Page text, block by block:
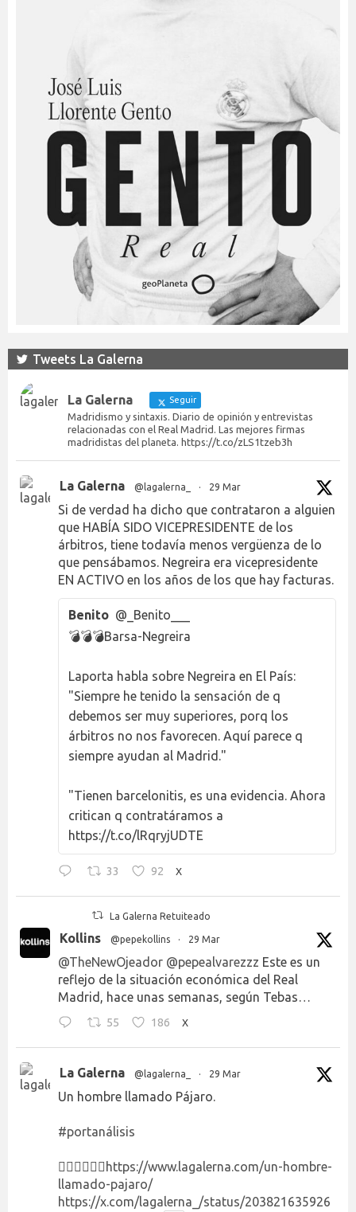
Tweets La Galerna
La Galerna Seguir
Madridismo y sintaxis. Diario de opinión y entrevistas
relacionadas con el Real Madrid. Las mejores firmas
madridistas del planeta. https://t.co/zLS1tzeb3h
La Galerna @lagalerna_ · 29 Mar
Si de verdad ha dicho que contrataron a alguien
que HABÍA SIDO VICEPRESIDENTE de los
árbitros, tiene todavía menos vergüenza de lo
que pensábamos. Negreira era vicepresidente
EN ACTIVO en los años de los que hay facturas.
Benito @_Benito___
💣💣💣Barsa-Negreira
Laporta habla sobre Negreira en El País:
"Siempre he tenido la sensación de q
debemos ser muy superiores, porq los
árbitros no nos favorecen. Aquí parece q
siempre ayudan al Madrid."
"Tienen barcelonitis, es una evidencia. Ahora
critican q contratáramos a
https://t.co/lRqryjUDTE
33 92 X
La Galerna Retuiteado
Kollins @pepekollins · 29 Mar
@TheNewOjeador @pepealvarezzz Este es un
reflejo de la situación económica del Real
Madrid, hace unas semanas, según Tebas…
55 186 X
La Galerna @lagalerna_ · 29 Mar
Un hombre llamado Pájaro.
#portanálisis
👉🏻👉🏻👉🏻 https://www.lagalerna.com/un-hombre-
llamado-pajaro/
https://x.com/lagalerna_/status/203821635926